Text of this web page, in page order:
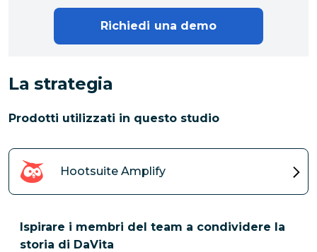
La strategia
Prodotti utilizzati in questo studio
Hootsuite Amplify
Ispirare i membri del team a condividere la
storia di DaVita
Richiedi una demo